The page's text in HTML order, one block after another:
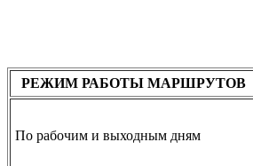
РЕЖИМ РАБОТЫ МАРШРУТОВ
По рабочим и выходным дням